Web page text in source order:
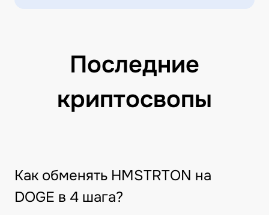
Последние
криптосвопы
Как обменять HMSTRTON на
DOGE в 4 шага?